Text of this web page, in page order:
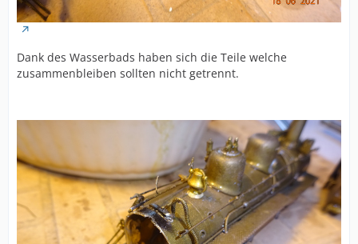
Dank des Wasserbads haben sich die Teile welche
zusammenbleiben sollten nicht getrennt.